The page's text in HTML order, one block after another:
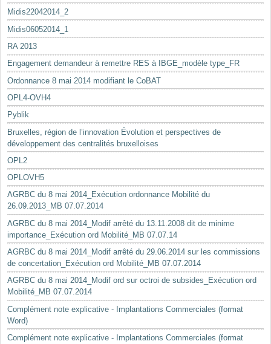
Midis22042014_2
Midis06052014_1
RA 2013
Engagement demandeur à remettre RES à IBGE_modèle type_FR
Ordonnance 8 mai 2014 modifiant le CoBAT
OPL4-OVH4
Pyblik
Bruxelles, région de l’innovation Évolution et perspectives de
développement des centralités bruxelloises
OPL2
OPLOVH5
AGRBC du 8 mai 2014_Exécution ordonnance Mobilité du
26.09.2013_MB 07.07.2014
AGRBC du 8 mai 2014_Modif arrêté du 13.11.2008 dit de minime
importance_Exécution ord Mobilité_MB 07.07.14
AGRBC du 8 mai 2014_Modif arrêté du 29.06.2014 sur les commissions
de concertation_Exécution ord Mobilité_MB 07.07.2014
AGRBC du 8 mai 2014_Modif ord sur octroi de subsides_Exécution ord
Mobilité_MB 07.07.2014
Complément note explicative - Implantations Commerciales (format
Word)
Complément note explicative - Implantations Commerciales (format